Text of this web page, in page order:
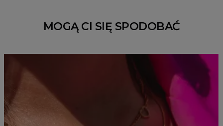
MOGĄ CI SIĘ SPODOBAĆ